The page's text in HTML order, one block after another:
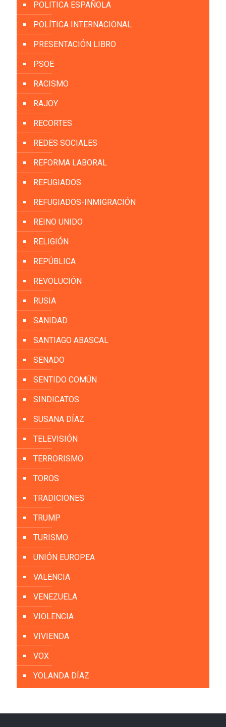
POLITICA ESPAÑOLA
POLÍTICA INTERNACIONAL
PRESENTACIÓN LIBRO
PSOE
RACISMO
RAJOY
RECORTES
REDES SOCIALES
REFORMA LABORAL
REFUGIADOS
REFUGIADOS-INMIGRACIÓN
REINO UNIDO
RELIGIÓN
REPÚBLICA
REVOLUCIÓN
RUSIA
SANIDAD
SANTIAGO ABASCAL
SENADO
SENTIDO COMÚN
SINDICATOS
SUSANA DÍAZ
TELEVISIÓN
TERRORISMO
TOROS
TRADICIONES
TRUMP
TURISMO
UNIÓN EUROPEA
VALENCIA
VENEZUELA
VIOLENCIA
VIVIENDA
VOX
YOLANDA DÍAZ